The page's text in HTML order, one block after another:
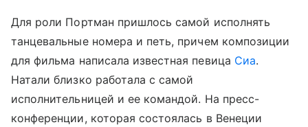
Для роли Портман пришлось самой исполнять
танцевальные номера и петь, причем композиции
для фильма написала известная певица Сиа.
Натали близко работала с самой
исполнительницей и ее командой. На пресс-
конференции, которая состоялась в Венеции